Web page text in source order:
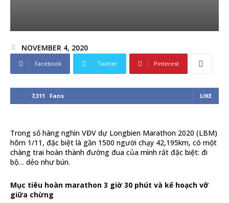
NOVEMBER 4, 2020
Facebook Twitter Pinterest
7,311 Fans LIKE
Trong số hàng nghìn VĐV dự Longbien Marathon 2020 (LBM)
hôm 1/11, đặc biệt là gần 1500 người chạy 42,195km, có một
chàng trai hoàn thành đường đua của mình rất đặc biệt: đi
bộ… dẻo như bún.
Mục tiêu hoàn marathon 3 giờ 30 phút và kế hoạch vỡ
giữa chừng